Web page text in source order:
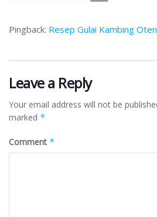
Pingback: Resep Gulai Kambing
Leave a Reply
Your email address will not be
marked *
Comment *